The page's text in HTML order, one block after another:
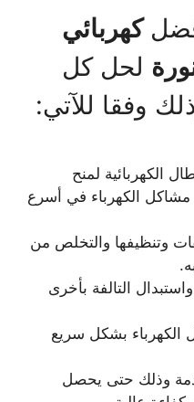
كهربائي
لحل كل
وفقا للآتي:
الكهربائية لمنح
الكهرباء في أسرع
وتنظيفها والتخلص من
التالفة بأخرى
الكهرباء بشكل سريع
وذلك حتى يحصل